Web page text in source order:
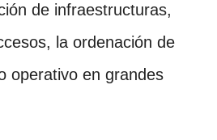
de infraestructuras,
la ordenación de
operativo en grandes